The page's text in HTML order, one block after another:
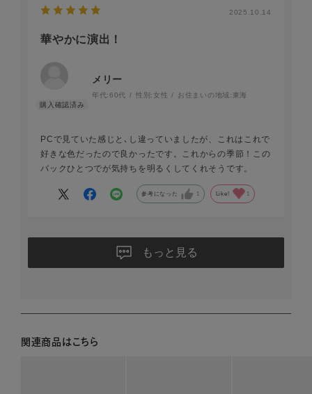
です。
かお目にかかれないバッグだと感じております。
2025.10.14
華やかに演出！
メリー
年代:60代 性別:女性 お住まいの地域: 東海
PCで見ていた感じと､し違っていましたが、これはこれで
好きな色だったので良かったです。これからの季節！この
バックひとつでが気持ちを明るくしてくれそうです。
参考になった Like!
もっと見る
関連商品はこちら